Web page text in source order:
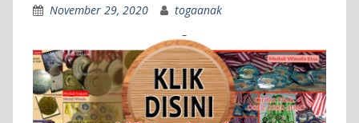
November 29, 2020 togaanak